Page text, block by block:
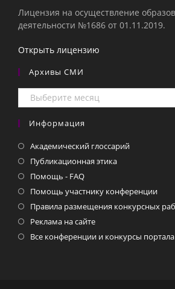
Лицензия на осуществление
деятельности №1686 от 01.11.2019.
Открыть лицензию
Архивы СМИ
Архивы
СМИ
Информация
Академический глоссарий
Публикационная этика
Помощь - FAQ
Помощь участнику конференции
Правила размещения конкурсных
Реклама на сайте
Все конференции и конкурсы портала